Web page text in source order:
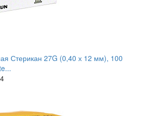
Стерикан 27G (0,40 х 12 мм), 100